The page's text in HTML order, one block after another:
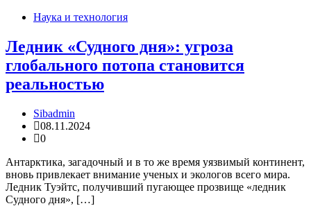
Наука и технология
Ледник «Судного дня»: угроза
глобального потопа становится
реальностью
Sibadmin
08.11.2024
0
Антарктика, загадочный и в то же время уязвимый континент,
вновь привлекает внимание ученых и экологов всего мира.
Ледник Туэйтс, получивший пугающее прозвище «ледник
Судного дня», […]